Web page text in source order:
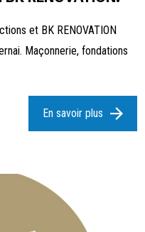
et BK RENOVATION
Maçonnerie, fondations
En savoir plus